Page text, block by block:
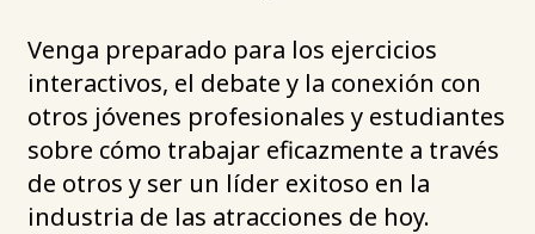
Venga preparado para los ejercicios
interactivos, el debate y la conexión con
otros jóvenes profesionales y estudiantes
sobre cómo trabajar eficazmente a través
de otros y ser un líder exitoso en la
industria de las atracciones de hoy.